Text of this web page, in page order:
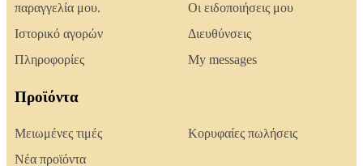
παραγγελία μου.
Ιστορικό αγορών
Πληροφορίες
Οι ειδοποιήσεις μου
Διευθύνσεις
My messages
Προϊόντα
Μειωμένες τιμές
Νέα προϊόντα
Κορυφαίες πωλήσεις